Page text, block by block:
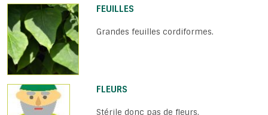
FEUILLES
Grandes feuilles cordiformes.
FLEURS
Stérile donc pas de fleurs.